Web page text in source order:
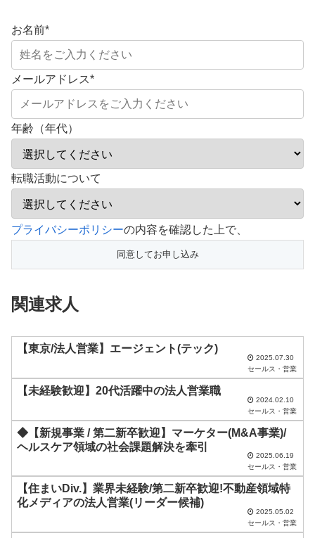
お名前*
メールアドレス*
年齢（年代）
転職活動について
こ
フ
ー
ま
ま
て
プライバシーポリシーの内容を確認した上で、
関連求人
【東京/法人営業】エージェント(テック)
2025.07.30
セールス・営業
【未経験歓迎】20代活躍中の法人営業職
2024.02.10
セールス・営業
◆【新規事業 / 第二新卒歓迎】マーケター(M&A事業)/
ヘルスケア領域の社会課題解決を牽引
2025.06.19
セールス・営業
【住まいDiv.】業界未経験/第二新卒歓迎!不動産領域特
化メディアの法人営業(リーダー候補)
2025.05.02
セールス・営業